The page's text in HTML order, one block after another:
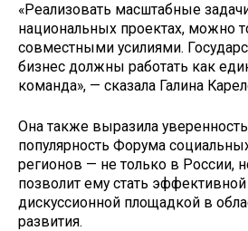
«Реализовать масштабные
национальных проектах, можно
совместными усилиями.
бизнес должны работать как
команда», — сказала Галина
Она также выразила
популярность Форума
регионов — не только в России,
позволит ему стать
дискуссионной площадкой в
развития.